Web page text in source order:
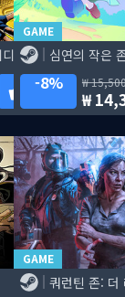
션
GAME
심연의 작은
8%
GAME
쿼런틴 존: 더